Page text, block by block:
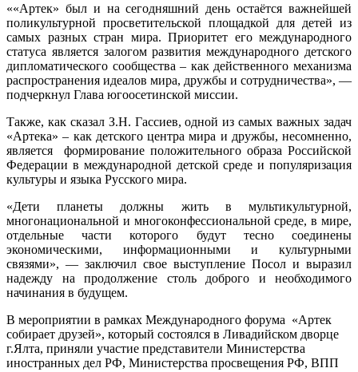
««Артек» был и на сегодняшний день остаётся важнейшей
поликультурной просветительской площадкой для детей из
самых разных стран мира. Приоритет его международного
статуса является залогом развития международного детского
дипломатического сообщества – как действенного механизма
распространения идеалов мира, дружбы и сотрудничества», —
подчеркнул Глава югоосетинской миссии.
Также, как сказал З.Н. Гассиев, одной из самых важных задач
«Артека» – как детского центра мира и дружбы, несомненно,
является формирование положительного образа Российской
Федерации в международной детской среде и популяризация
культуры и языка Русского мира.
«Дети планеты должны жить в мультикультурной,
многонациональной и многоконфессиональной среде, в мире,
отдельные части которого будут тесно соединены
экономическими, информационными и культурными
связями», — заключил свое выступление Посол и выразил
надежду на продолжение столь доброго и необходимого
начинания в будущем.
В мероприятии в рамках Международного форума «Артек
собирает друзей», который состоялся в Ливадийском дворце
г.Ялта, приняли участие представители Министерства
иностранных дел РФ, Министерства просвещения РФ, ВПП